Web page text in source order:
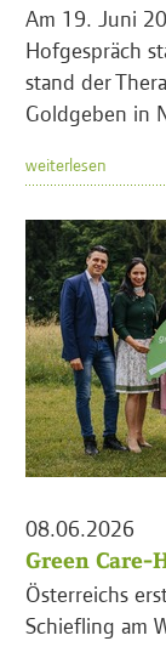
Am 19. Juni
Hofgespräch
stand der
Goldgeben in
weiterlesen
08.06.2026
Green
Österreichs
Schiefling am